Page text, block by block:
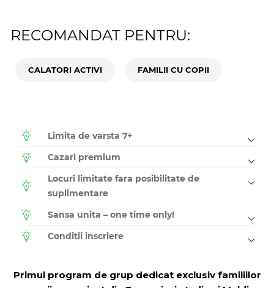
RECOMANDAT PENTRU:
CALATORI ACTIVI FAMILII CU COPII
Limita de varsta 7+
Cazari premium
Locuri limitate fara posibilitate de
suplimentare
Sansa unita – one time only!
Conditii inscriere
Primul program de grup dedicat exclusiv familiilor